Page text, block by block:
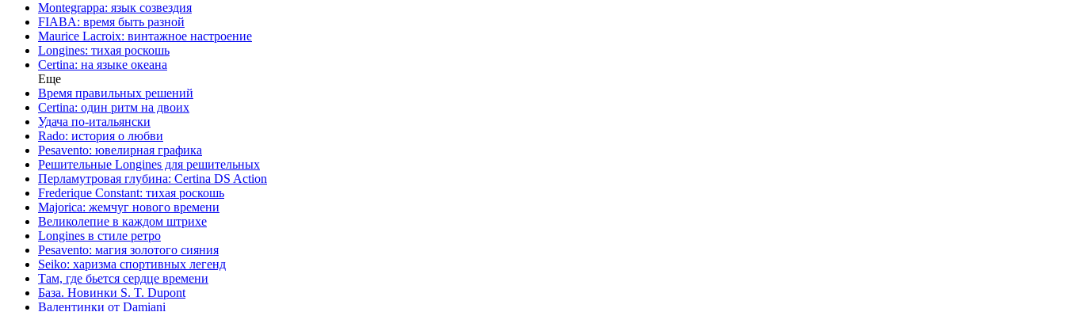
Montegrappa: язык созвездия
FIABA: время быть разной
Maurice Lacroix: винтажное настроение
Longines: тихая роскошь
Certina: на языке океана
Еще
Время правильных решений
Certina: один ритм на двоих
Удача по-итальянски
Rado: история о любви
Pesavento: ювелирная графика
Решительные Longines для решительных
Перламутровая глубина: Certina DS Action
Frederique Constant: тихая роскошь
Majorica: жемчуг нового времени
Великолепие в каждом штрихе
Longines в стиле ретро
Pesavento: магия золотого сияния
Seiko: харизма спортивных легенд
Там, где бьется сердце времени
База. Новинки S. T. Dupont
Валентинки от Damiani